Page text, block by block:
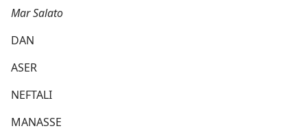
Mar Salato
DAN
ASER
NEFTALI
MANASSE